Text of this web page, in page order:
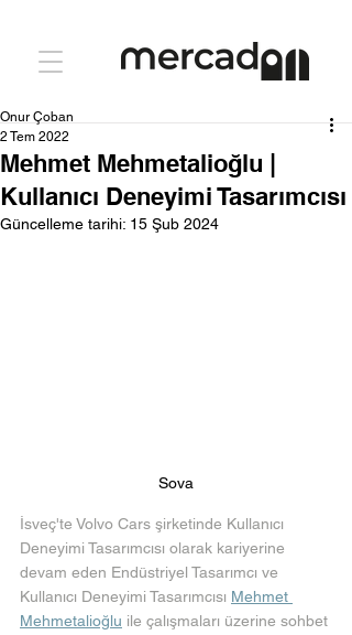
Mehmet Mehmetalioğlu |
Kullanıcı Deneyimi Tasarımcısı
Onur Çoban
2 Tem 2022
Güncelleme tarihi: 15 Şub 2024
Sova
İsveç'te Volvo Cars şirketinde Kullanıcı
Deneyimi Tasarımcısı olarak kariyerine
devam eden Endüstriyel Tasarımcı ve
Kullanıcı Deneyimi Tasarımcısı Mehmet
Mehmetalioğlu ile çalışmaları üzerine sohbet